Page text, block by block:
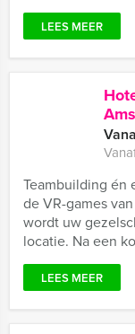
LEES MEER
Teambuilding én
de VR-games
wordt uw
locatie. Na een
LEES MEER